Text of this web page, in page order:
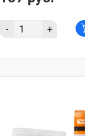
- +